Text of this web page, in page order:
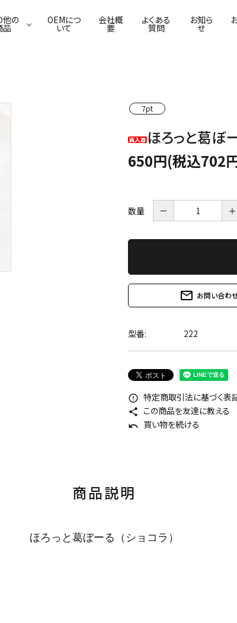
葛せんべい
他の
品
OEMにつ
いて
会社概
要
よくある
質問
お知ら
せ
7pt
ほろっと葛ぼ
650円(税込702
数量 － ＋
mail_outline お問い合わ
型番: 222
error_outline 特定商取引法に基づく表
share この商品を友達に教える
undo 買い物を続ける
商品説明
ほろっと葛ぼーる（ショコラ）